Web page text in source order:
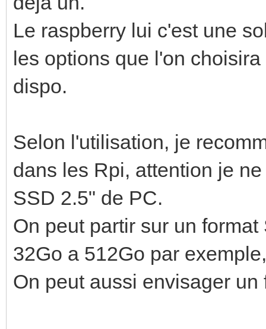
Le raspberry lui c'est une
les options que l'on
dispo.
Selon l'utilisation, je
dans les Rpi, attention je
SSD 2.5" de PC.
On peut partir sur un
32Go a 512Go par
On peut aussi envisager un